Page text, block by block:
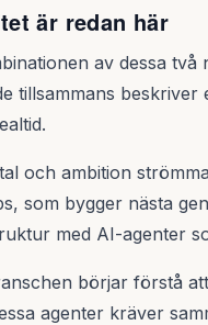
är redan här
av dessa två
tillsammans beskriver
och ambition
som bygger nästa
med AI-agenter
börjar förstå att
agenter kräver